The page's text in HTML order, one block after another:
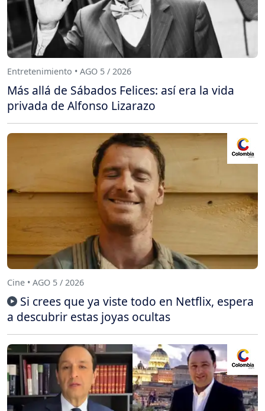
Entretenimiento • AGO 5 / 2026
Más allá de Sábados Felices: así era la vida
privada de Alfonso Lizarazo
Cine • AGO 5 / 2026
Si crees que ya viste todo en Netflix, espera
a descubrir estas joyas ocultas